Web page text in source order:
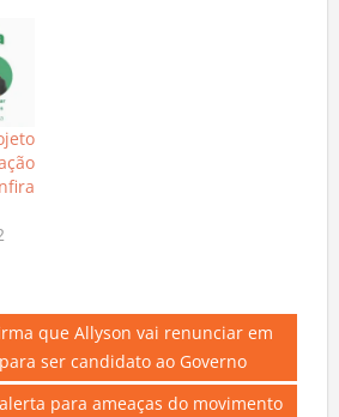
que Allyson vai renunciar em
ser candidato ao Governo
para ameaças do movimento